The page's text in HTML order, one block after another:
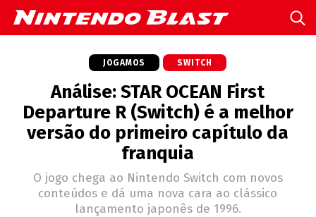
JOGAMOS SWITCH
Análise: STAR OCEAN First
Departure R (Switch) é a melhor
versão do primeiro capítulo da
franquia
O jogo chega ao Nintendo Switch com novos
conteúdos e dá uma nova cara ao clássico
lançamento japonês de 1996.